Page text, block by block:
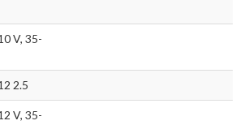
V, 35-
2.5
V, 35-